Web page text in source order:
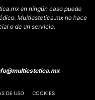
en ningún caso puede
Multiestetica.mx no hace
o de un servicio.
DE USO COOKIES